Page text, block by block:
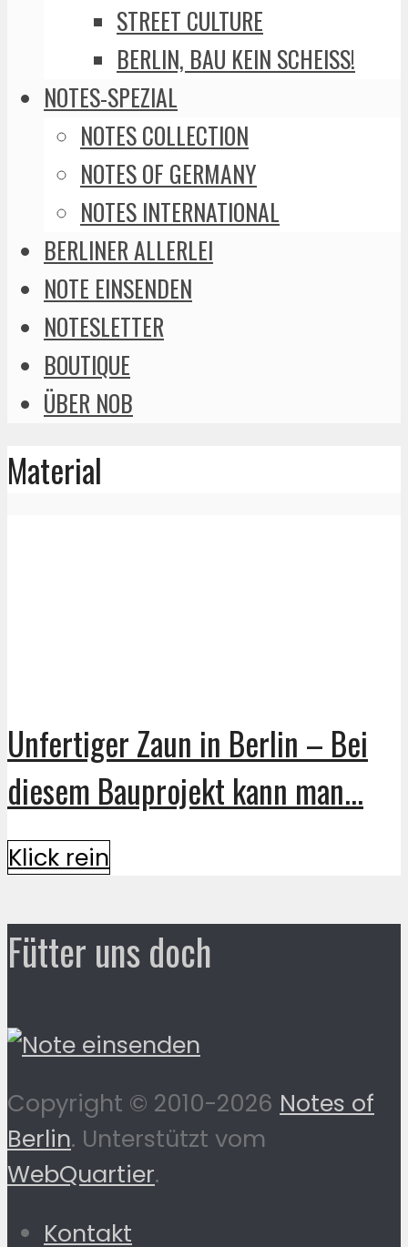
STREET CULTURE
BERLIN, BAU KEIN SCHEISS!
NOTES-SPEZIAL
NOTES COLLECTION
NOTES OF GERMANY
NOTES INTERNATIONAL
BERLINER ALLERLEI
NOTE EINSENDEN
NOTESLETTER
BOUTIQUE
ÜBER NOB
Material
Unfertiger Zaun in Berlin – Bei
diesem Bauprojekt kann man...
Klick rein
Fütter uns doch
Copyright © 2010-2026 Notes of
Berlin. Unterstützt vom
WebQuartier.
Kontakt